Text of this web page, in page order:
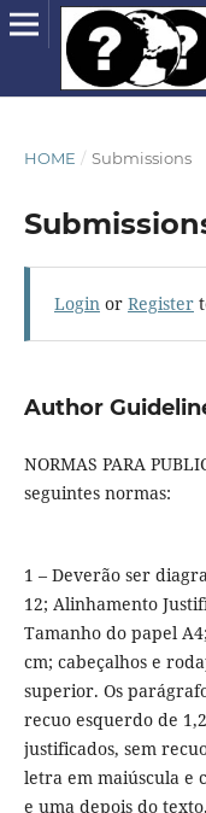
HOME / Submissions
Loginor Register
Author
NORMAS PARA
seguintes normas:
1 – Deverão ser
12; Alinhamento
Tamanho do papel
cm; cabeçalhos e
superior. Os
recuo esquerdo de
justificados, sem
letra em maiúscula e
e uma depois do texto.